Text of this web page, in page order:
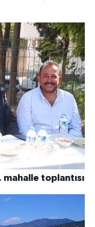
mahalle toplantısı